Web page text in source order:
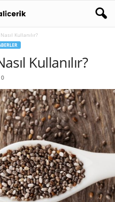
Kullanılır?
Kullanılır?
0